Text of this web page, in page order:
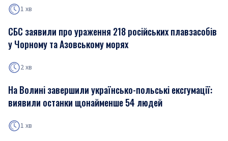
1 хв
СБС заявили про ураження 218 російських плавзасобів
у Чорному та Азовському морях
2 хв
На Волині завершили українсько-польські ексгумації:
виявили останки щонайменше 54 людей
1 хв